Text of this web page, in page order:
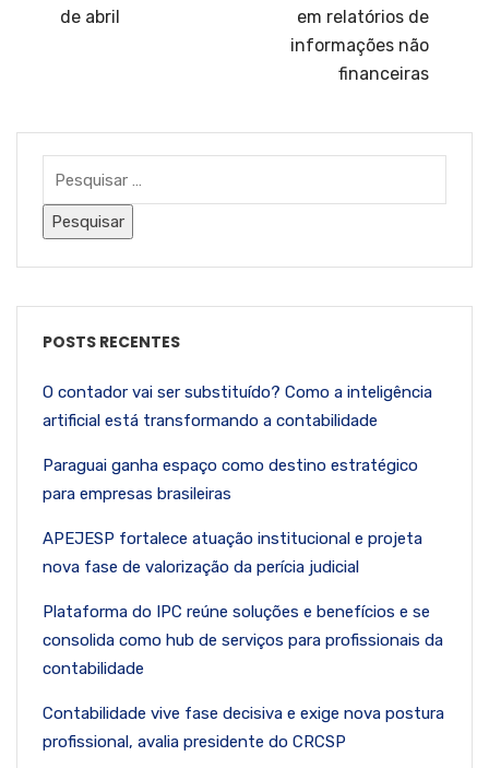
de abril
em relatórios de
informações não
financeiras
POSTS RECENTES
O contador vai ser substituído? Como a inteligência
artificial está transformando a contabilidade
Paraguai ganha espaço como destino estratégico
para empresas brasileiras
APEJESP fortalece atuação institucional e projeta
nova fase de valorização da perícia judicial
Plataforma do IPC reúne soluções e benefícios e se
consolida como hub de serviços para profissionais da
contabilidade
Contabilidade vive fase decisiva e exige nova postura
profissional, avalia presidente do CRCSP